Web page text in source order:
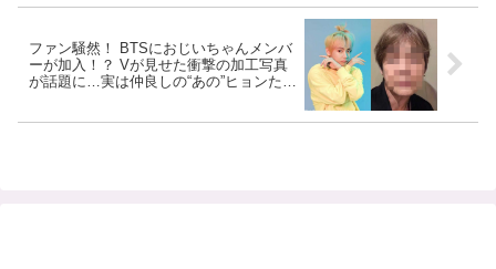
ファン騒然！ BTSにおじいちゃんメンバ
ーが加入！？ Vが見せた衝撃の加工写真
が話題に…実は仲良しの“あの”ヒョンたち